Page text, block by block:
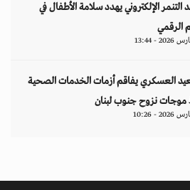
التنمر الإلكتروني يهدد سلامة الأطفال في
الرقمي
العسكري يفاقم أزمات الخدمات الصحية
نزوح جنوب لبنان